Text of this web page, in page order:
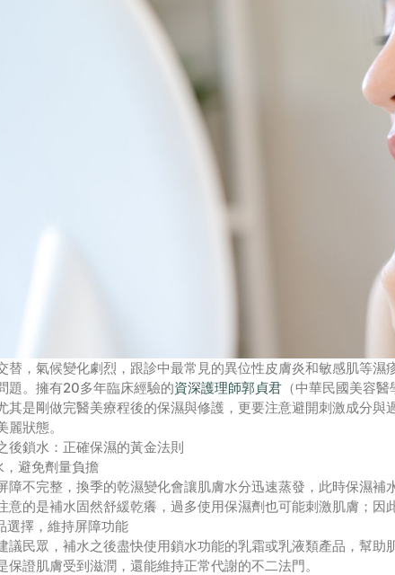
替，氣候變化劇烈，跟診中最常見的異位性皮膚炎和敏感肌等
題。擁有20多年臨床經驗的資深護理師郭貞君 （中華民國美容
其是剛做完醫美療程後的保濕與修護，更要注意避開刺激成分
麗狀態。
後鎖水：正確保濕的黃金法則
，避免劑量負擔
障不完整，換季的乾濕變化會讓肌膚水分迅速蒸發，此時保濕
意的是補水固然舒緩乾癢，過多使用保濕劑也可能刺激肌膚；因
選擇，維持屏障功能
議民眾，補水之後盡快使用鎖水功能的乳霜或乳液類產品，幫
保證肌膚受到滋潤，還能維持正常代謝的不二法門。